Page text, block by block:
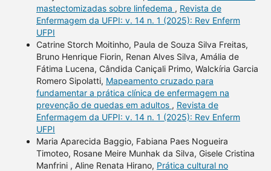
mastectomizadas sobre linfedema , Revista de
Enfermagem da UFPI: v. 14 n. 1 (2025): Rev Enferm
UFPI
Catrine Storch Moitinho, Paula de Souza Silva Freitas,
Bruno Henrique Fiorin, Renan Alves Silva, Amália de
Fátima Lucena, Cândida Caniçali Primo, Walckíria Garcia
Romero Sipolatti, Mapeamento cruzado para
fundamentar a prática clínica de enfermagem na
prevenção de quedas em adultos , Revista de
Enfermagem da UFPI: v. 14 n. 1 (2025): Rev Enferm
UFPI
Maria Aparecida Baggio, Fabiana Paes Nogueira
Timoteo, Rosane Meire Munhak da Silva, Gisele Cristina
Manfrini , Aline Renata Hirano, Prática cultural no